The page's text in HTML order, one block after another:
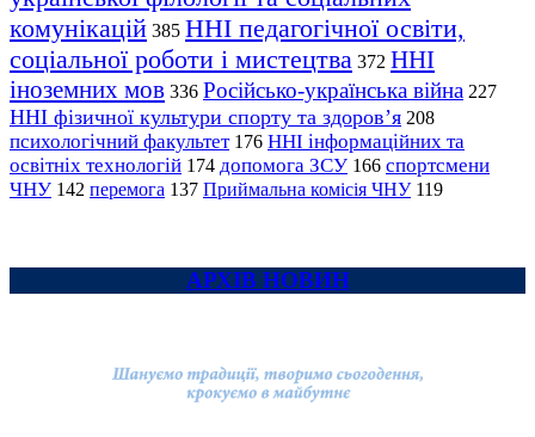
комунікацій 385 ННІ педагогічної освіти,
соціальної роботи і мистецтва 372 ННІ
іноземних мов 336 Російсько-українська війна 227
ННІ фізичної культури спорту та здоров’я 208
психологічний факультет 176 ННІ інформаційних та
освітніх технологій 174 допомога ЗСУ 166 спортсмени
ЧНУ 142 перемога 137 Приймальна комісія ЧНУ 119
АРХІВ НОВИН